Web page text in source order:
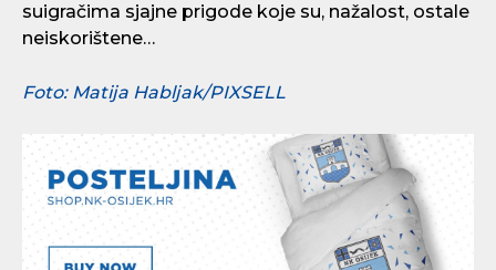
suigračima sjajne prigode koje su, nažalost, ostale
neiskorištene…
Foto: Matija Habljak/PIXSELL